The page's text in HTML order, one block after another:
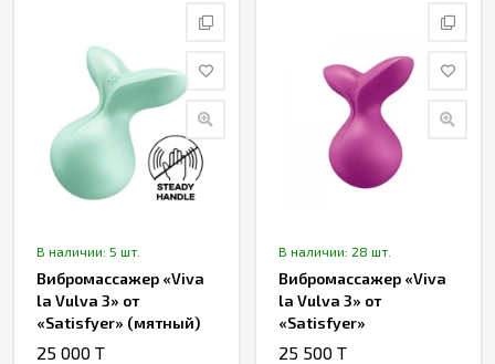
В наличии: 5 шт.
Вибромассажер «Viva
la Vulva 3» от
«Satisfyer» (мятный)
25 000 T
В наличии: 28 шт.
Вибромассажер «Viva
la Vulva 3» от
«Satisfyer»
(фиолетовый)
25 500 T